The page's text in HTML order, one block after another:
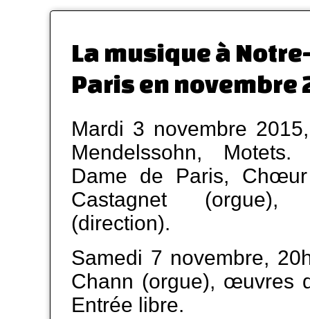
La musique à
Paris en novembre
Mardi 3 novembre
Mendelssohn,
Dame de Paris,
Castagnet
(direction).
Samedi 7 novembre,
Chann (orgue), œuvres
Entrée libre.